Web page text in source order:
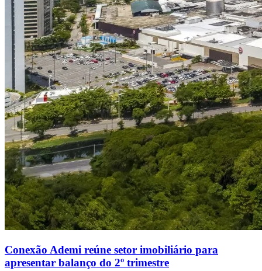
Conexão Ademi reúne setor imobiliário para
apresentar balanço do 2º trimestre